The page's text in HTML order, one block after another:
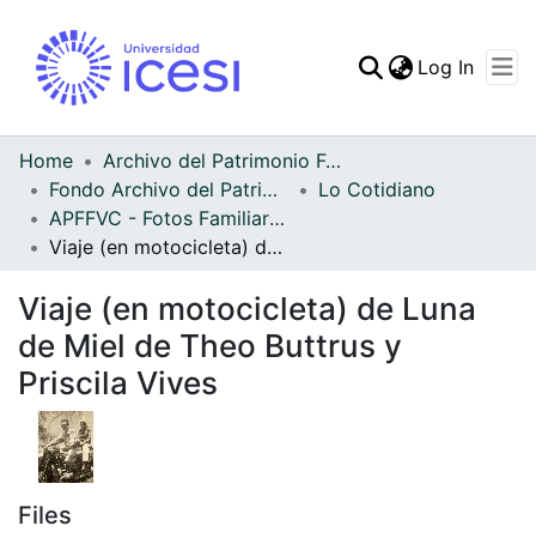
Statistics
Log In
Home
Archivo del Patrimonio Fotográfico y Fílmico del Valle del Cauca
Fondo Archivo del Patrimonio Fotográfico y Fílmico del Valle del Cauca
Lo Cotidiano
APFFVC - Fotos Familiares - Patrimonial
Viaje (en motocicleta) de Luna de Miel de Theo Buttrus y Priscila Vives
Viaje (en motocicleta) de Luna
de Miel de Theo Buttrus y
Priscila Vives
Files